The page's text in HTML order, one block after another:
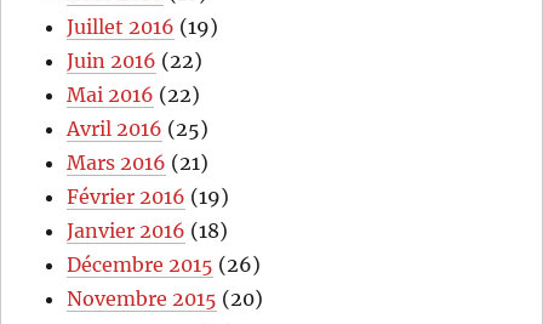
Juillet 2016 (19)
Juin 2016 (22)
Mai 2016 (22)
Avril 2016 (25)
Mars 2016 (21)
Février 2016 (19)
Janvier 2016 (18)
Décembre 2015 (26)
Novembre 2015 (20)